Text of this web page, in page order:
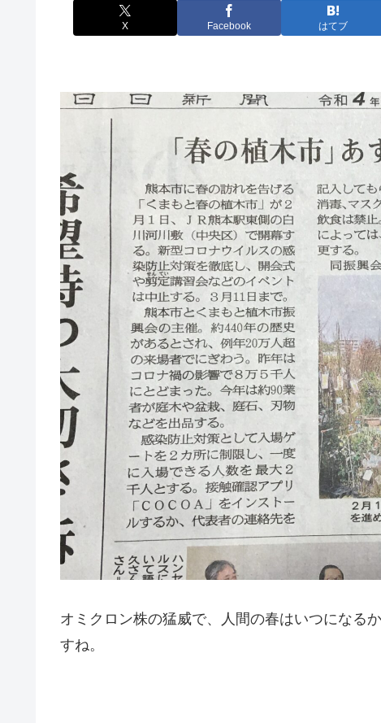
X Facebook はてブ
オミクロン株の猛威で、人間の春はいつになる
すね。